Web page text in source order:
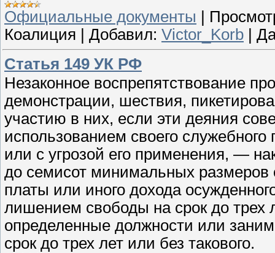
Официальные документы
Коалиция
Добавил: Victor_Korb
Статья 149 УК РФ
Незаконное воспрепятствование
демонстрации, шествия,
участию в них, если эти деяния
использованием своего
или с угрозой его применения, —
до семисот минимальных размеров
платы или иного дохода
лишением свободы на срок до трех
определенные должности или
срок до трех лет или без такового.